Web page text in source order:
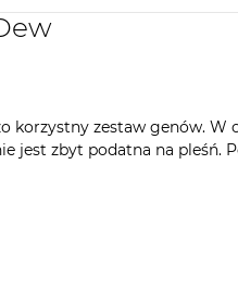
korzystny zestaw genów.
jest zbyt podatna na